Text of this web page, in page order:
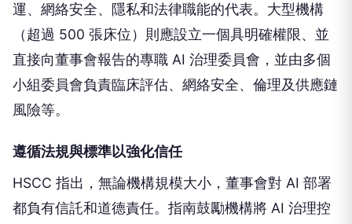
運、網絡安全、隱私和法律職能的代表。大型機構
（超過 500 張床位）則應設立一個具明確權限、並
直接向董事會報告的專職 AI 治理委員會，並由多個
小組委員會負責臨床評估、網絡安全、倫理及供應鏈
風險等。
遵循法規與標準以強化信任
HSCC 指出，無論機構規模大小，董事會對 AI 部署
都負有信託和道德責任。指南鼓勵機構將 AI 治理控